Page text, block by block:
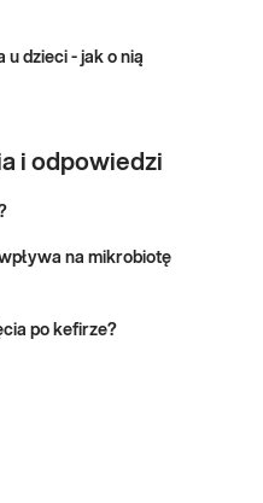
dzieci - jak o nią
i odpowiedzi
na mikrobiotę
po kefirze?